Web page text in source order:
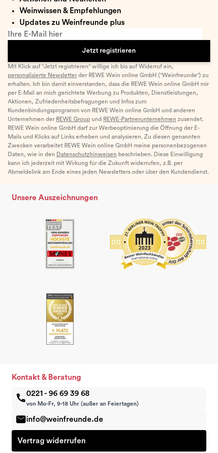
Weinwissen & Empfehlungen
Updates zu Weinfreunde plus
Ihre E-Mail hier
Jetzt registrieren
Mit Klick auf "Jetzt registrieren" willige ich bis auf Widerruf ein,
personalisierte Newsletter der REWE Wein online GmbH ("Weinfreunde") zu
erhalten. Ich bin damit einverstanden, dass die REWE Wein online GmbH mir
per E-Mail an mich gerichtete Werbung zu Produkten, Dienstleistungen,
Aktionen, Zufriedenheitsbefragungen und Infos zum
Kundenbindungsprogramm von REWE Wein online GmbH und anderen
Unternehmen der REWE Group und REWE-Partnerunternehmen zusendet.
REWE Wein online GmbH darf zur Werbeoptimierung die Öffnung der E-
Mails und Klicks auf Links erheben und analysieren. Zu diesen genannten
Zwecken verarbeitet REWE Wein online GmbH meine personenbezogenen
Daten, wie in den Datenschutzhinweisen beschrieben. Diese Einwilligung
kann ich jederzeit mit Wirkung für die Zukunft widerrufen, z.B. per
Abmeldelink am Ende eines jeden Newsletters oder über den Kundendienst.
Unsere Auszeichnungen
Kontakt & Beratung
0221 - 96 69 39 68
von Mo-Fr, 9-18 Uhr (außer an Feiertagen)
info@weinfreunde.de
Vertrag widerrufen